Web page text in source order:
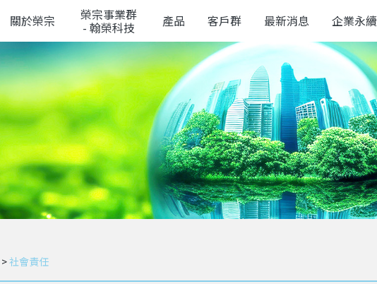
關於榮宗 榮宗事業群
- 翰榮科技 產品 客戶群 最新消息 企業永續
>社會責任